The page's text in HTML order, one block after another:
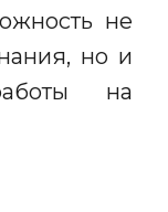
не
но и
на